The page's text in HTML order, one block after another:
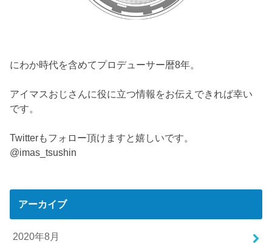
にわか時代を含めてプロデューサー暦8年。
アイマスおじさんに役に立つ情報をお伝えできれば幸い
です。
Twitterもフォロー頂けますと嬉しいです。
@imas_tsushin
アーカイブ
2020年8月